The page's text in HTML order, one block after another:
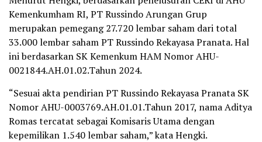
Kemenkumham RI, PT Russindo Arungan Grup
merupakan pemegang 27.720 lembar saham dari total
33.000 lembar saham PT Russindo Rekayasa Pranata. Hal
ini berdasarkan SK Kemenkum HAM Nomor AHU-
0021844.AH.01.02.Tahun 2024.
“Sesuai akta pendirian PT Russindo Rekayasa Pranata SK
Nomor AHU-0003769.AH.01.01.Tahun 2017, nama Aditya
Romas tercatat sebagai Komisaris Utama dengan
kepemilikan 1.540 lembar saham,” kata Hengki.